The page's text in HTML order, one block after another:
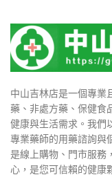
中山吉林店是一個專業
藥、非處方藥、保健食
健康與生活需求。我們
專業藥師的用藥諮詢與
是線上購物、門市服務
心，是您可信賴的健康